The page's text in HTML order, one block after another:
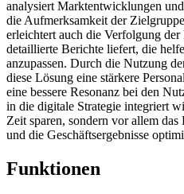
analysiert Marktentwicklungen
die Aufmerksamkeit der
erleichtert auch die Verfolgung
detaillierte Berichte liefert, die
anzupassen. Durch die Nutzung
diese Lösung eine stärkere
eine bessere Resonanz bei den
in die digitale Strategie integriert
Zeit sparen, sondern vor allem das
und die Geschäftsergebnisse
Funktionen